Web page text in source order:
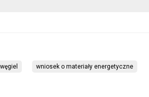
wniosek o materiały energetyczne